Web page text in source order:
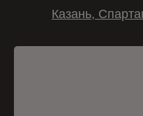
Казань,